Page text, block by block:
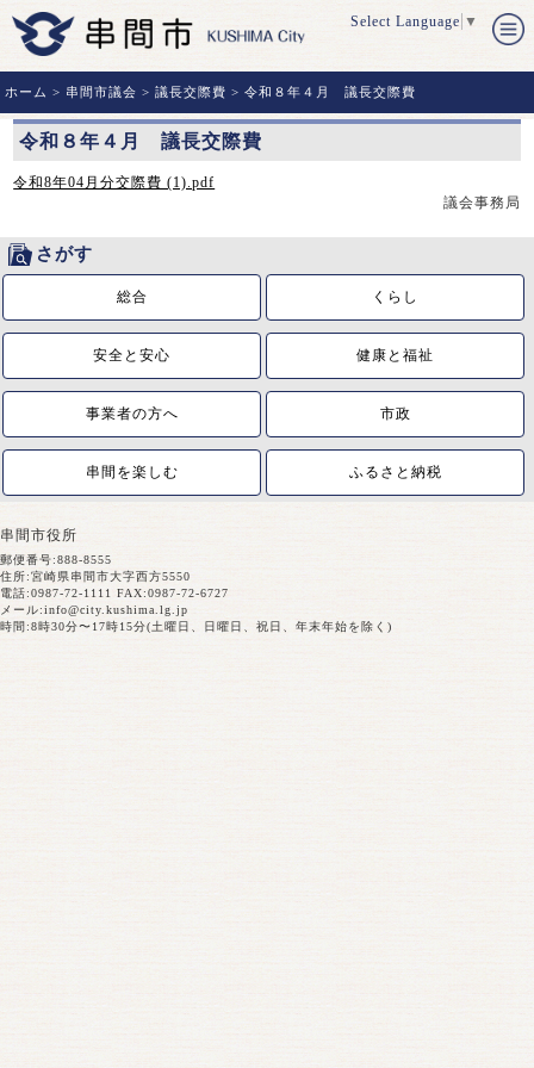
Select Language ▼
ホーム > 串間市議会 >議長交際費 > 令和８年４月 議長交際費
令和８年４月 議長交際費
令和8年04月分交際費 (1).pdf
議会事務局
さがす
総合 くらし
安全と安心 健康と福祉
事業者の方へ 市政
串間を楽しむ ふるさと納税
串間市役所
郵便番号:888-8555
住所:宮崎県串間市大字西方5550
電話:0987-72-1111 FAX:0987-72-6727
メール:info@city.kushima.lg.jp
時間:8時30分〜17時15分(土曜日、日曜日、祝日、年末年始を除く)